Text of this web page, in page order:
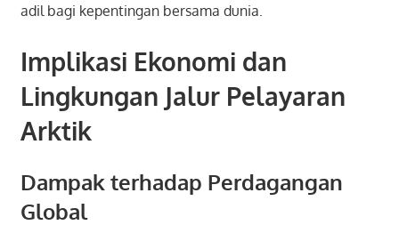
adil bagi kepentingan bersama dunia.
Implikasi Ekonomi dan
Lingkungan Jalur Pelayaran
Arktik
Dampak terhadap Perdagangan
Global